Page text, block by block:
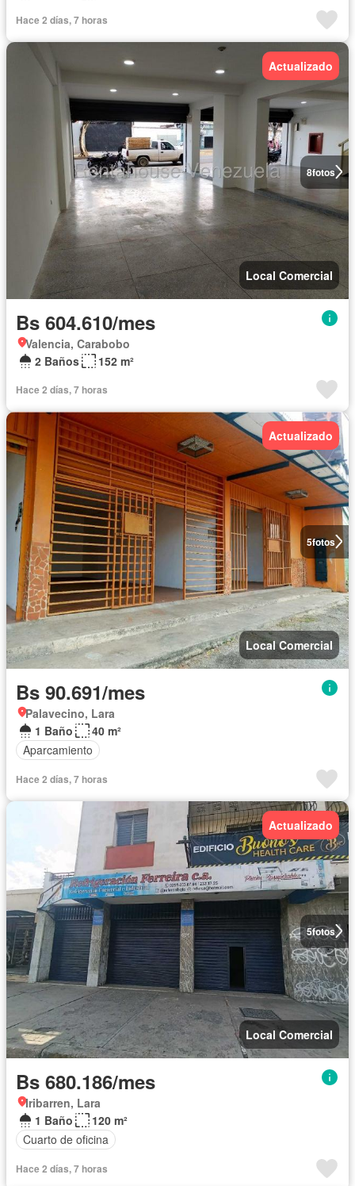
Hace 2 días, 7 horas
8fotos
Actualizado
Local Comercial
Bs 604.610/mes
Valencia, Carabobo
2 Baños
152 m²
Hace 2 días, 7 horas
5fotos
Actualizado
Local Comercial
Bs 90.691/mes
Palavecino, Lara
1 Baño
40 m²
Aparcamiento
Hace 2 días, 7 horas
5fotos
Actualizado
Local Comercial
Bs 680.186/mes
Iribarren, Lara
1 Baño
120 m²
Cuarto de oficina
Hace 2 días, 7 horas